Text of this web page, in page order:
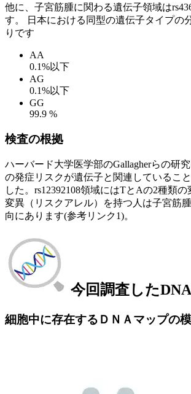
他に、子宮筋腫に関わる遺伝子領域は
す。 日本における同型の遺伝子タイプの
りです
AA
0.1%以下
AG
0.1%以下
GG
99.9 %
検査の根拠
ハーバード大学医学部のGallagherらの研
の発症リスクが遺伝子と関連しているこ
した。rs12392108領域にはTとAの2種類
変異（リスクアレル）を持つ人は子宮筋
向にあります(参考リンク1)。
今回調査した
細胞中に存在するＤＮＡマップの